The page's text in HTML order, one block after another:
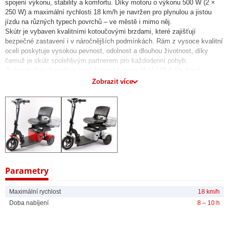
spojení výkonu, stability a komfortu. Díky motoru o výkonu 500 W (2 ×
250 W) a maximální rychlosti 18 km/h je navržen pro plynulou a jistou
jízdu na různých typech povrchů – ve městě i mimo něj.
Skútr je vybaven kvalitními kotoučovými brzdami, které zajišťují
bezpečné zastavení i v náročnějších podmínkách. Rám z vysoce kvalitní
oceli poskytuje vysokou pevnost, odolnost a dlouhou životnost, díky
čemuž je skútr spolehlivým partnerem pro každodenní pohyb.
umožňuje dojezd až 35 km na jedno nabití. Skútr tak bez problémů
S úhlem stoupání až 13° si MOBILIS PRO poradí i s mírnými kopci.
Stabilní jízdu zajišťují pneumatiky o průměru 10 palců vpředu a 8 palců
vzadu, které přispívají k pohodlí i na nerovném povrchu. Díky skládací
konstrukci je skútr snadno přenosný a praktický na uskladnění doma
nebo v kufru auta.
MOBILIS PRO je ideální volbou pro každého, kdo hledá efektivní,
výbornými jízdními vlastnostmi.
Technické specifikace:
Motor: 500 W (250 W × 2)
Zobrazit více
Parametry
Maximální rychlost
18 km/h
Doba nabíjení
8 – 10 h